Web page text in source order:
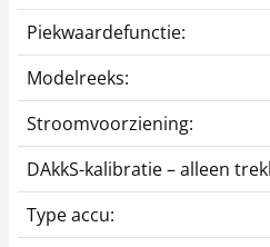
Piekwaardefunctie:
Modelreeks:
Stroomvoorziening:
DAkkS-kalibratie – alleen
Type accu: